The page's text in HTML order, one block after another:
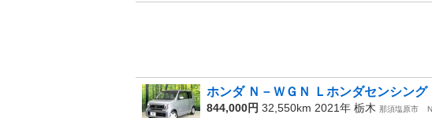
ホンダ Ｎ－ＷＧＮ Ｌホンダセンシ
844,000円 32,550km 2021年 栃木 那須塩原市